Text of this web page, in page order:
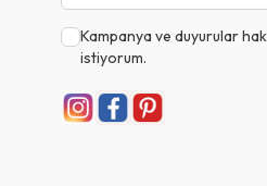
Kampanya ve duyurular
istiyorum.